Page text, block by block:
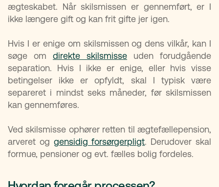
ægteskabet. Når skilsmissen er gennemført, er I
ikke længere gift og kan frit gifte jer igen.
Hvis I er enige om skilsmissen og dens vilkår, kan I
søge om direkte skilsmisse uden forudgående
separation. Hvis I ikke er enige, eller hvis visse
betingelser ikke er opfyldt, skal I typisk være
separeret i mindst seks måneder, før skilsmissen
kan gennemføres.
Ved skilsmisse ophører retten til ægtefællepension,
arveret og gensidig forsørgerpligt. Derudover skal
formue, pensioner og evt. fælles bolig fordeles.